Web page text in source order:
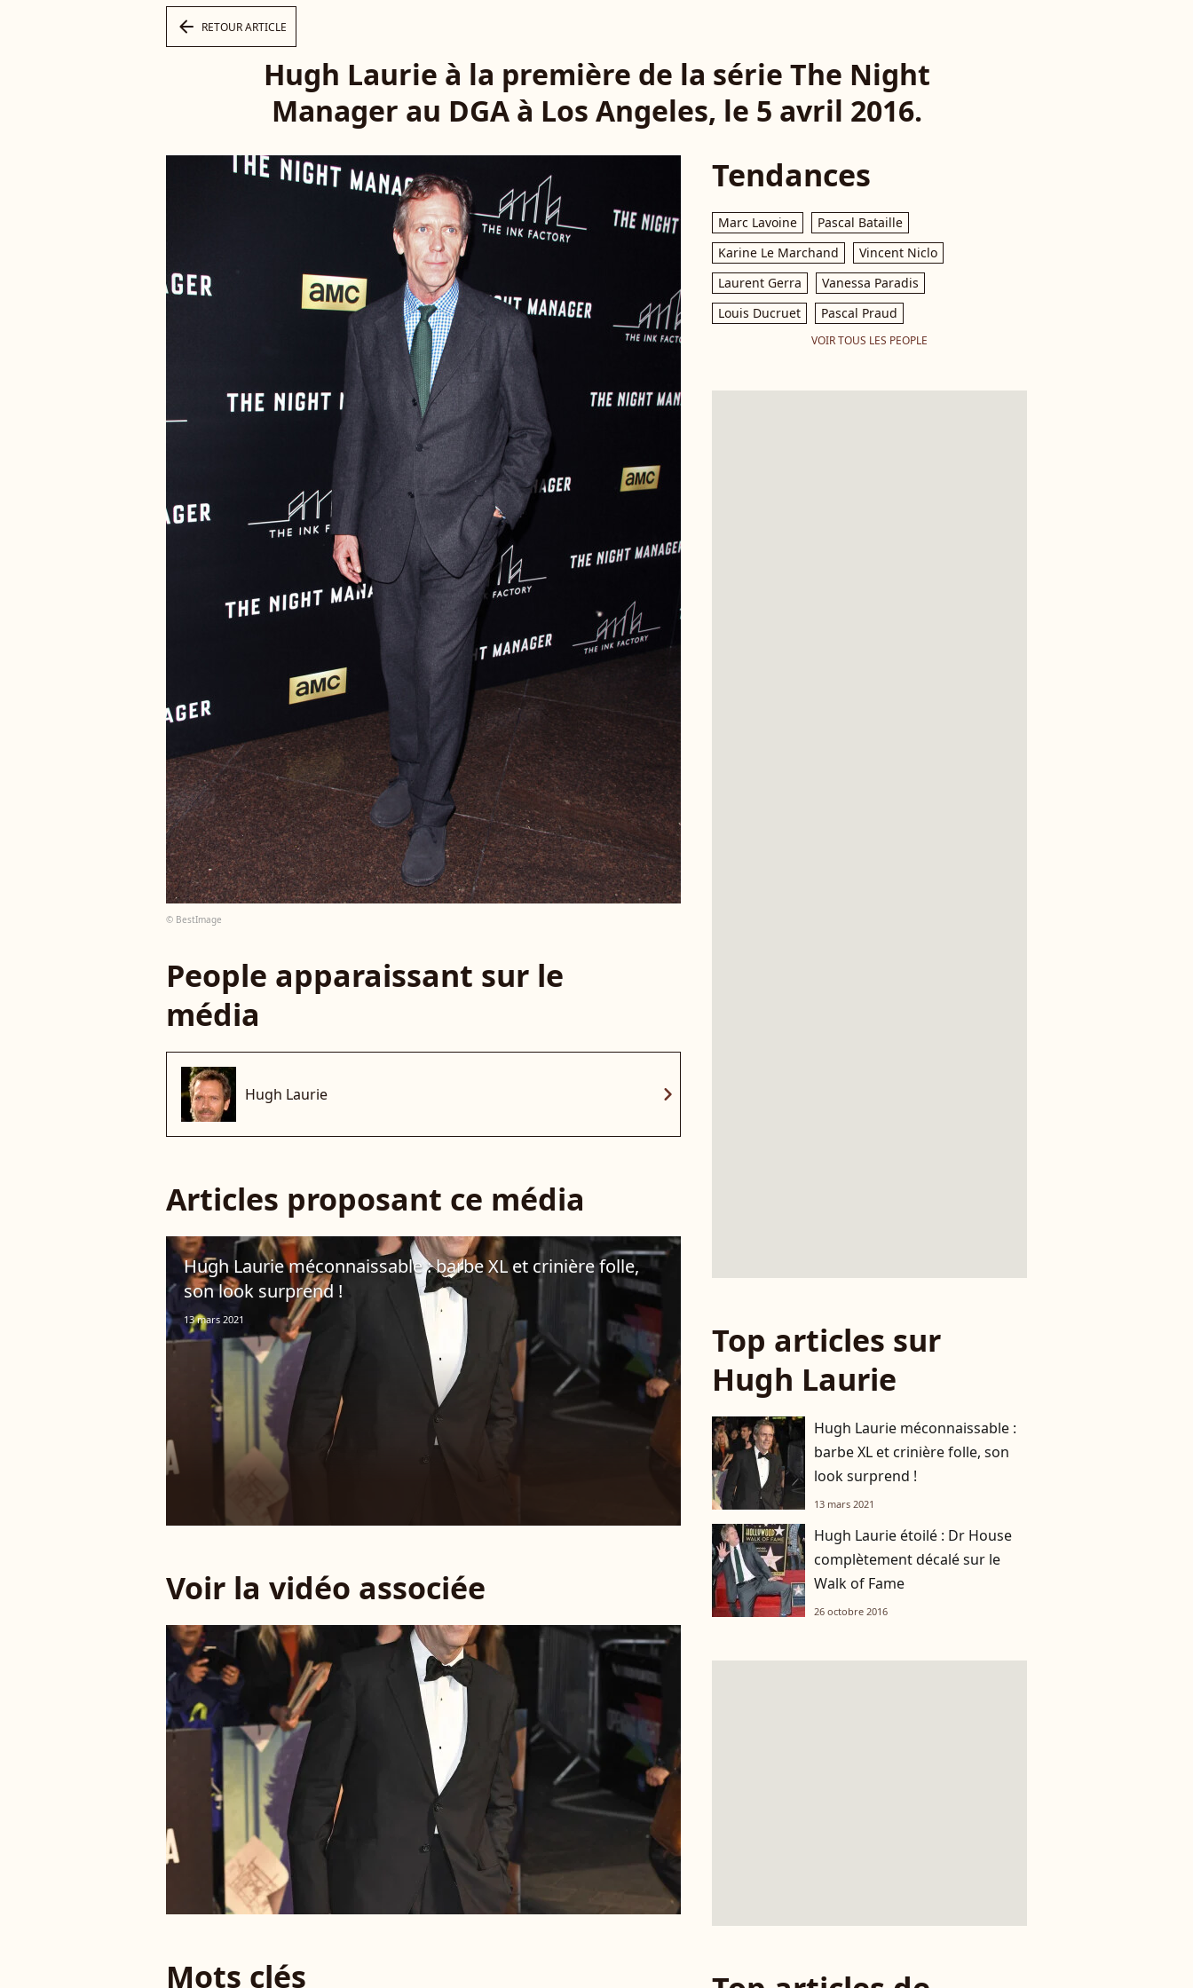
arrow_left RETOUR ARTICLE
Hugh Laurie à la première de la série The Night
Manager au DGA à Los Angeles, le 5 avril 2016.
© BestImage
People apparaissant sur le
média
Hugh Laurie chevron_right
Articles proposant ce média
Hugh Laurie méconnaissable : barbe XL et crinière folle,
son look surprend !
13 mars 2021
Voir la vidéo associée
Mots clés
Tendances
Marc Lavoine
Pascal Bataille
Karine Le Marchand
Vincent Niclo
Laurent Gerra
Vanessa Paradis
Louis Ducruet
Pascal Praud
VOIR TOUS LES PEOPLE
Top articles sur
Hugh Laurie
Hugh Laurie méconnaissable :
barbe XL et crinière folle, son
look surprend !
13 mars 2021
Hugh Laurie étoilé : Dr House
complètement décalé sur le
Walk of Fame
26 octobre 2016